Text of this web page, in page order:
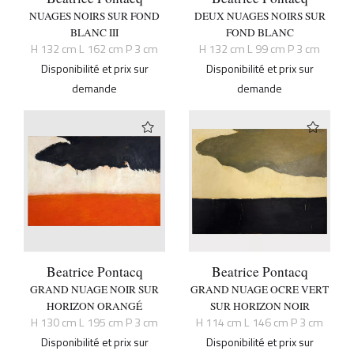
NUAGES NOIRS SUR FOND
BLANC III
H 132 cm L 162 cm P 3 cm
Disponibilité et prix sur
demande
DEUX NUAGES NOIRS SUR
FOND BLANC
H 132 cm L 99 cm P 3 cm
Disponibilité et prix sur
demande
Beatrice Pontacq
GRAND NUAGE NOIR SUR
HORIZON ORANGÉ
H 130 cm L 195 cm P 3 cm
Disponibilité et prix sur
Beatrice Pontacq
GRAND NUAGE OCRE VERT
SUR HORIZON NOIR
H 114 cm L 146 cm P 3 cm
Disponibilité et prix sur